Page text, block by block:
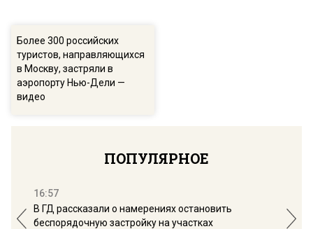
Более 300 российских
туристов, направляющихся
в Москву, застряли в
аэропорту Нью-Дели —
видео
ПОПУЛЯРНОЕ
16:57
В ГД рассказали о намерениях остановить
беспорядочную застройку на участках